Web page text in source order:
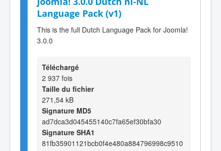
Language Pack (v1)
This is the full Dutch Language Pack for Joomla!
3.0.0
Téléchargé
2 937 fois
Taille du fichier
271,54 kB
Signature MD5
ad7dca3d045455140c7fa65ef30bfa30
Signature SHA1
81fb35901121bcb0f4e480a884796998c9510